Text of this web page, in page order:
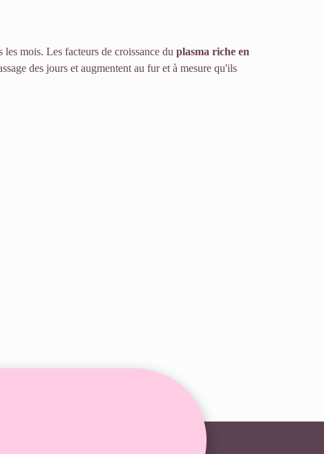
les mois. Les facteurs de croissance duplasma riche en
des jours et augmentent au fur et à mesure qu'ils